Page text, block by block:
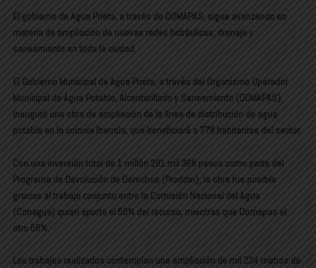
El gobierno de Agua Prieta, a través de OOMAPAS, sigue avanzando en
materia de ampliación de nuevas redes hidráulicas, drenaje y
saneamiento en toda la ciudad.
El Gobierno Municipal de Agua Prieta, a través del Organismo Operador
Municipal de Agua Potable, Alcantarillado y Saneamiento (OOMAPAS),
inauguró una obra de ampliación de la línea de distribución de agua
potable en la colonia Ibarrola, que beneficiará a 778 habitantes del sector.
Con una inversión total de 1 millón 201 mil 368 pesos como parte del
Programa de Devolución de Derechos (Prodder), la obra fue posible
gracias al trabajo conjunto entre la Comisión Nacional del Agua
(Conagua) quien aporta el 50% del recurso, mientras que Oomapas el
otro 50%.
Los trabajos realizados contemplan una ampliación de mil 234 metros de